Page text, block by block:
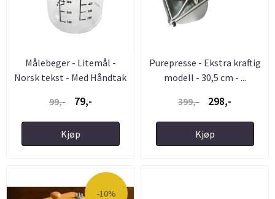
Målebeger - Litemål -
Norsk tekst - Med Håndtak
99,-
79,-
Kjøp
Purepresse - Ekstra kraftig
modell - 30,5 cm - ...
399,-
298,-
Kjøp
-10%